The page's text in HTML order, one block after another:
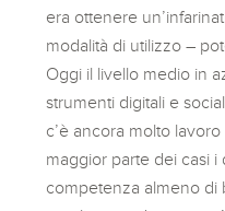
era ottenere
modalità di utilizzo –
Oggi il livello medio in
strumenti digitali e
c’è ancora molto
maggior parte dei casi
competenza almeno di